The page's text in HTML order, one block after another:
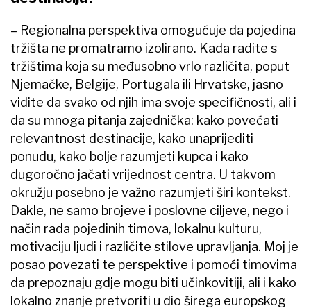
– Regionalna perspektiva omogućuje da pojedina
tržišta ne promatramo izolirano. Kada radite s
tržištima koja su međusobno vrlo različita, poput
Njemačke, Belgije, Portugala ili Hrvatske, jasno
vidite da svako od njih ima svoje specifičnosti, ali i
da su mnoga pitanja zajednička: kako povećati
relevantnost destinacije, kako unaprijediti
ponudu, kako bolje razumjeti kupca i kako
dugoročno jačati vrijednost centra. U takvom
okružju posebno je važno razumjeti širi kontekst.
Dakle, ne samo brojeve i poslovne ciljeve, nego i
način rada pojedinih timova, lokalnu kulturu,
motivaciju ljudi i različite stilove upravljanja. Moj je
posao povezati te perspektive i pomoći timovima
da prepoznaju gdje mogu biti učinkovitiji, ali i kako
lokalno znanje pretvoriti u dio širega europskog